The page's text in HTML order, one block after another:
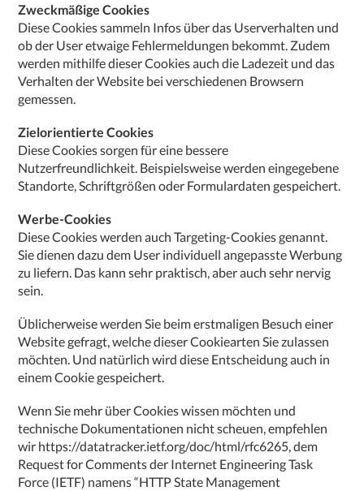
Zweckmäßige Cookies
Diese Cookies sammeln Infos über das Userverhalten und
ob der User etwaige Fehlermeldungen bekommt. Zudem
werden mithilfe dieser Cookies auch die Ladezeit und das
Verhalten der Website bei verschiedenen Browsern
gemessen.
Zielorientierte Cookies
Diese Cookies sorgen für eine bessere
Nutzerfreundlichkeit. Beispielsweise werden eingegebene
Standorte, Schriftgrößen oder Formulardaten gespeichert.
Werbe-Cookies
Diese Cookies werden auch Targeting-Cookies genannt.
Sie dienen dazu dem User individuell angepasste Werbung
zu liefern. Das kann sehr praktisch, aber auch sehr nervig
sein.
Üblicherweise werden Sie beim erstmaligen Besuch einer
Website gefragt, welche dieser Cookiearten Sie zulassen
möchten. Und natürlich wird diese Entscheidung auch in
einem Cookie gespeichert.
Wenn Sie mehr über Cookies wissen möchten und
technische Dokumentationen nicht scheuen, empfehlen
wir https://datatracker.ietf.org/doc/html/rfc6265, dem
Request for Comments der Internet Engineering Task
Force (IETF) namens “HTTP State Management